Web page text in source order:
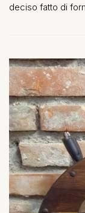
deciso fatto di